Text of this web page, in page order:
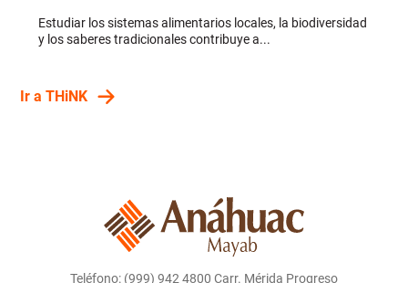
Estudiar los sistemas alimentarios locales, la biodiversidad
y los saberes tradicionales contribuye a...
Ir a THiNK
Teléfono: (999) 942 4800 Carr. Mérida Progreso